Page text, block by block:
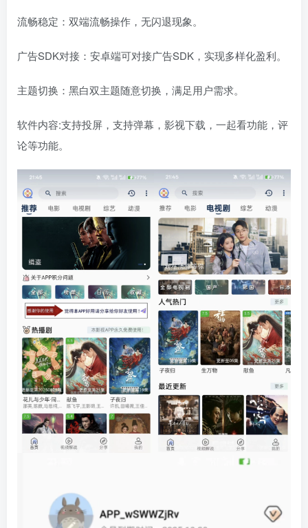
流畅稳定：双端流畅操作，无闪退现象。
广告SDK对接：安卓端可对接广告SDK，实现多样化盈利。
主题切换：黑白双主题随意切换，满足用户需求。
软件内容:支持投屏，支持弹幕，影视下载，一起看功能，评
论等功能。